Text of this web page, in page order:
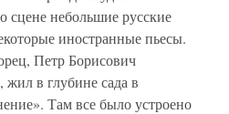
небольшие русские
иностранные пьесы.
Петр Борисович
в глубине сада в
Там все было устроено